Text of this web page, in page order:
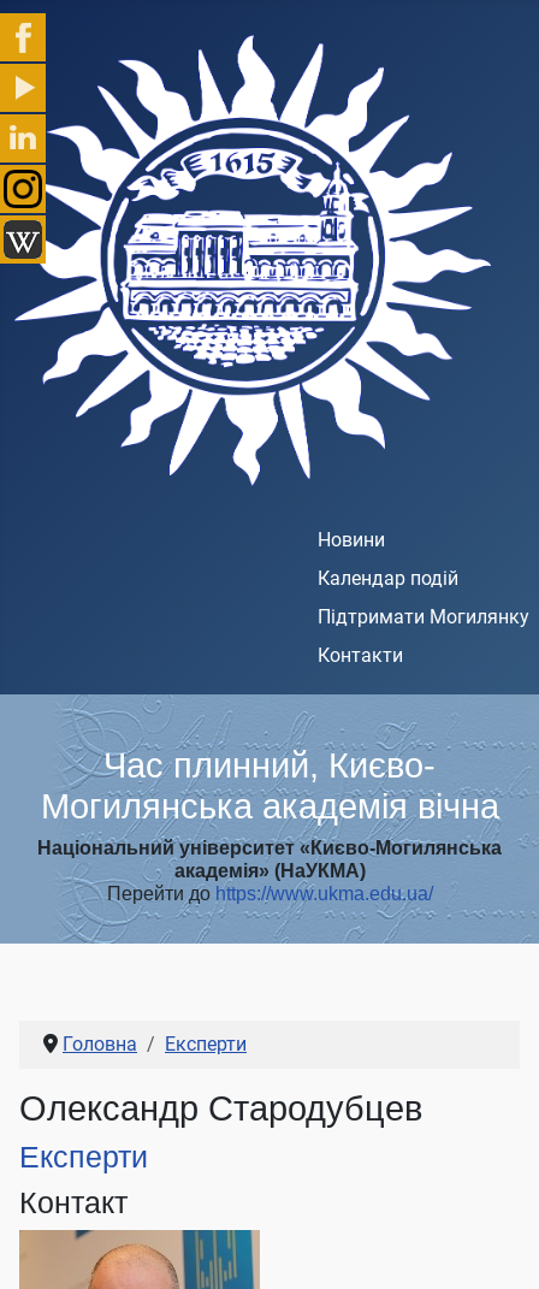
Новини
Календар подій
Підтримати Могилянку
Контакти
Час плинний, Києво-
Могилянська академія вічна
Національний університет «Києво-Могилянська
академія» (НаУКМА)
Перейти до https://www.ukma.edu.ua/
Головна Експерти
Олександр Стародубцев
Експерти
Контакт